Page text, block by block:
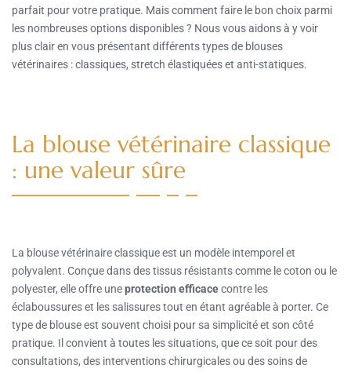
parfait pour votre pratique. Mais comment faire le bon choix parmi
les nombreuses options disponibles ? Nous vous aidons à y voir
plus clair en vous présentant différents types de blouses
vétérinaires : classiques, stretch élastiquées et anti-statiques.
La blouse vétérinaire classique
: une valeur sûre
La blouse vétérinaire classique est un modèle intemporel et
polyvalent. Conçue dans des tissus résistants comme le coton ou le
polyester, elle offre uneprotection efficacecontre les
éclaboussures et les salissures tout en étant agréable à porter. Ce
type de blouse est souvent choisi pour sa simplicité et son côté
pratique. Il convient à toutes les situations, que ce soit pour des
consultations, des interventions chirurgicales ou des soins de